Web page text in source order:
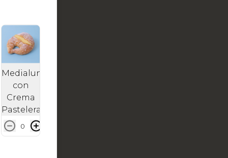
Medialuna
con
Crema
Pastelera
0